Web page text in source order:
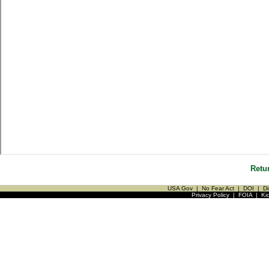
USA Gov | No Fear Act | DOI |
Privacy Policy| FOIA|